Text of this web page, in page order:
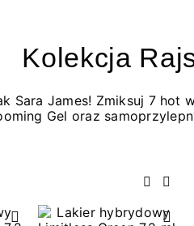
Kolekcja
Sara James! Zmiksuj 7
Gel oraz